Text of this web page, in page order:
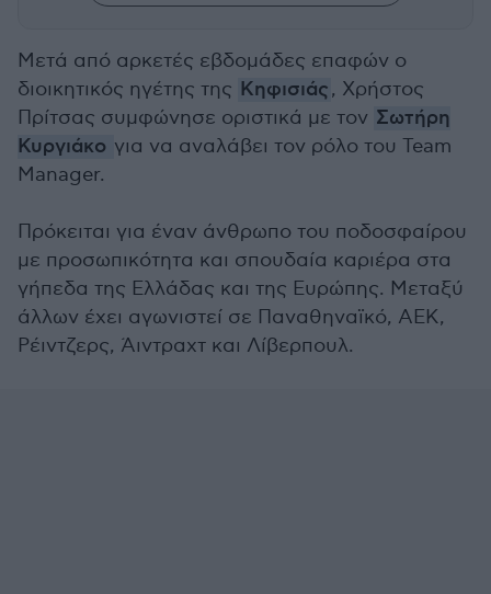
Μετά από αρκετές εβδομάδες επαφών ο
διοικητικός ηγέτης της Κηφισιάς, Χρήστος
Πρίτσας συμφώνησε οριστικά με τον Σωτήρη
Κυργιάκο για να αναλάβει τον ρόλο του Team
Manager.
Πρόκειται για έναν άνθρωπο του ποδοσφαίρου
με προσωπικότητα και σπουδαία καριέρα στα
γήπεδα της Ελλάδας και της Ευρώπης. Μεταξύ
άλλων έχει αγωνιστεί σε Παναθηναϊκό, ΑΕΚ,
Ρέιντζερς, Άιντραχτ και Λίβερπουλ.